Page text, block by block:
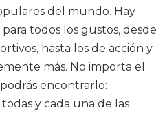
del mundo. Hay
todos los gustos, desde
hasta los de acción y
más. No importa el
encontrarlo:
y cada una de las